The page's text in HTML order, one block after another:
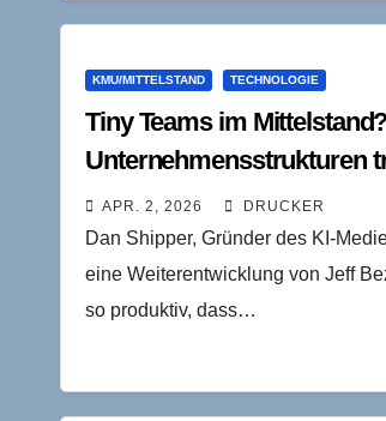
KMU/MITTELSTAND TECHNOLOGIE
Tiny Teams im
Unternehmensstrukturen
APR. 2, 2026 DRUCKER
Dan Shipper, Gründer des KI-
eine Weiterentwicklung von Jeff
so produktiv, dass…